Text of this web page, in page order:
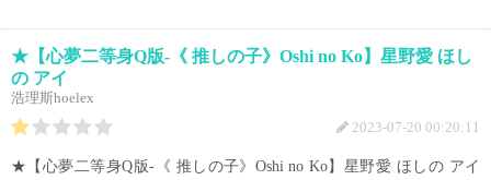
★【心夢二等身Q版-《 推しの子》Oshi no Ko】星野愛 ほし
の アイ
浩理斯hoelex
2023-07-20 00:20:11
★【心夢二等身Q版-《 推しの子》Oshi no Ko】星野愛 ほしの アイ